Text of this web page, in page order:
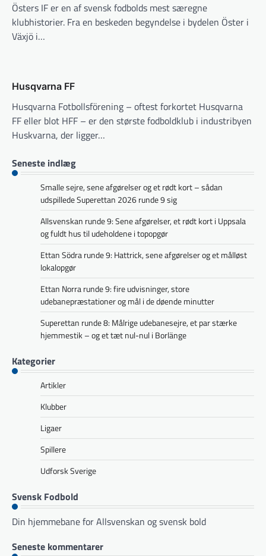
Östers IF er en af svensk fodbolds mest særegne
klubhistorier. Fra en beskeden begyndelse i bydelen Öster i
Växjö i…
Husqvarna FF
Husqvarna Fotbollsförening – oftest forkortet Husqvarna
FF eller blot HFF – er den største fodboldklub i industribyen
Huskvarna, der ligger…
Seneste indlæg
Smalle sejre, sene afgørelser og et rødt kort – sådan
udspillede Superettan 2026 runde 9 sig
Allsvenskan runde 9: Sene afgørelser, et rødt kort i Uppsala
og fuldt hus til udeholdene i topopgør
Ettan Södra runde 9: Hattrick, sene afgørelser og et målløst
lokalopgør
Ettan Norra runde 9: fire udvisninger, store
udebanepræstationer og mål i de døende minutter
Superettan runde 8: Målrige udebanesejre, et par stærke
hjemmestik – og et tæt nul-nul i Borlänge
Kategorier
Artikler
Klubber
Ligaer
Spillere
Udforsk Sverige
Svensk Fodbold
Din hjemmebane for Allsvenskan og svensk bold
Seneste kommentarer